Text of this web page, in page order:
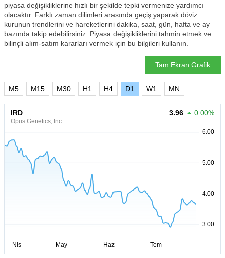
piyasa değişikliklerine hızlı bir şekilde tepki vermenize yardımcı
olacaktır. Farklı zaman dilimleri arasında geçiş yaparak döviz
kurunun trendlerini ve hareketlerini dakika, saat, gün, hafta ve ay
bazında takip edebilirsiniz. Piyasa değişikliklerini tahmin etmek ve
bilinçli alım-satım kararları vermek için bu bilgileri kullanın.
Tam Ekran Grafik
M5 M15 M30 H1 H4 D1 W1 MN
IRD
Opus Genetics, Inc.
3.96 0.00%